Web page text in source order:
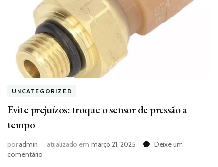
UNCATEGORIZED
Evite prejuízos: troque o sensor de pressão a
tempo
poradmin atualizado em março 21, 2025
Deixe um
comentário